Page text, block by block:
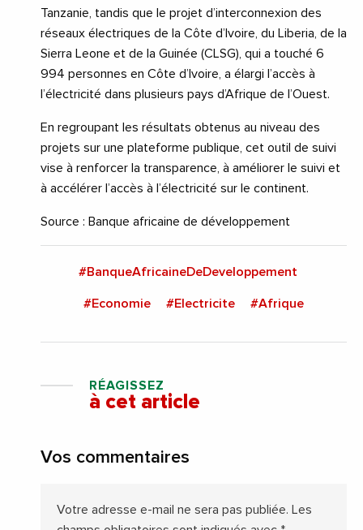
Tanzanie, tandis que le projet d’interconnexion des
réseaux électriques de la Côte d’Ivoire, du Liberia, de la
Sierra Leone et de la Guinée (CLSG), qui a touché 6
994 personnes en Côte d’Ivoire, a élargi l’accès à
l’électricité dans plusieurs pays d’Afrique de l’Ouest.
En regroupant les résultats obtenus au niveau des
projets sur une plateforme publique, cet outil de suivi
vise à renforcer la transparence, à améliorer le suivi et
à accélérer l’accès à l’électricité sur le continent.
Source : Banque africaine de développement
#BanqueAfricaineDeDeveloppement
#Economie #Electricite #Afrique
RÉAGISSEZ
à cet article
Vos commentaires
Votre adresse e-mail ne sera pas publiée. Les